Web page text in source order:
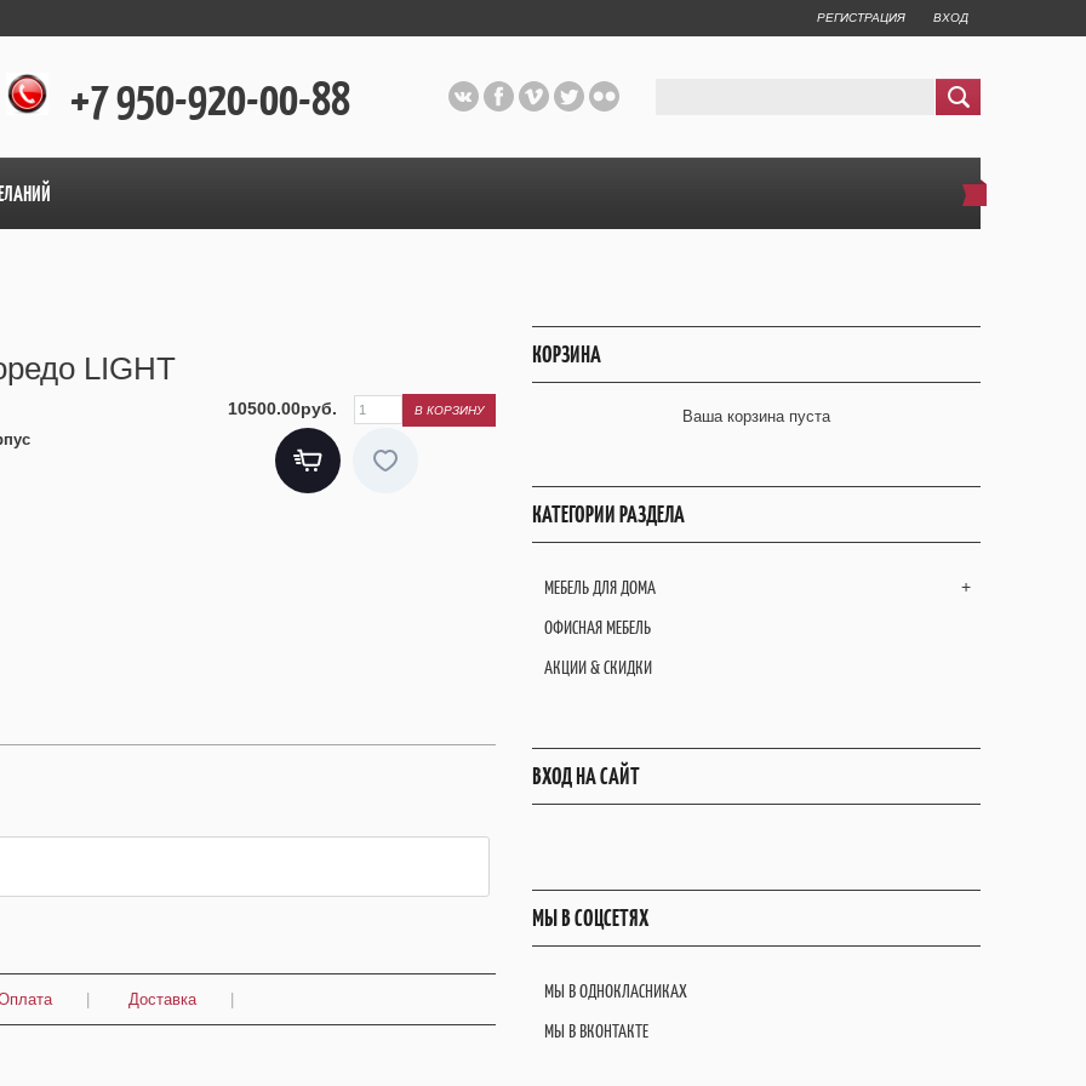
РЕГИСТРАЦИЯ ВХОД
+7 950-920-00-88
LIGHT
10500.00руб.
| Доставка |
КОРЗИНА
Ваша корзина пуста
КАТЕГОРИИ РАЗДЕЛА
+
МЕБЕЛЬ ДЛЯ ДОМА
ОФИСНАЯ МЕБЕЛЬ
АКЦИИ & СКИДКИ
ВХОД НА САЙТ
МЫ В СОЦСЕТЯХ
МЫ В ОДНОКЛАСНИКАХ
МЫ В ВКОНТАКТЕ